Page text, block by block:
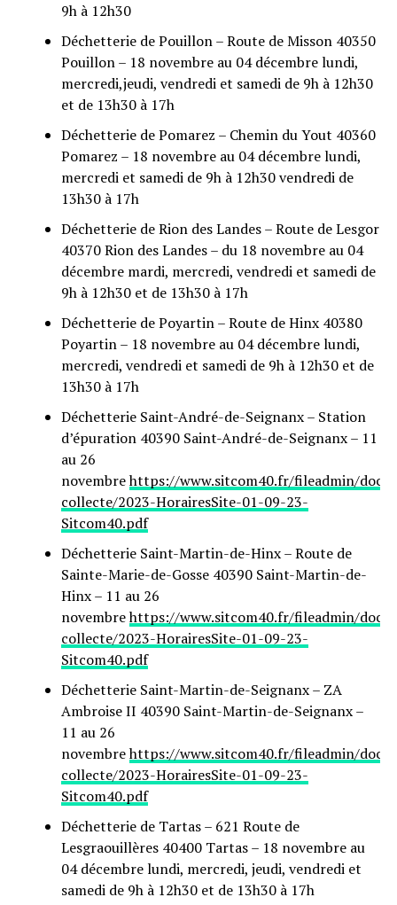
9h à 12h30
Déchetterie de Pouillon – Route de Misson 40350
Pouillon – 18 novembre au 04 décembre lundi,
mercredi,jeudi, vendredi et samedi de 9h à 12h30
et de 13h30 à 17h
Déchetterie de Pomarez – Chemin du Yout 40360
Pomarez – 18 novembre au 04 décembre lundi,
mercredi et samedi de 9h à 12h30 vendredi de
13h30 à 17h
Déchetterie de Rion des Landes – Route de Lesgor
40370 Rion des Landes – du 18 novembre au 04
décembre mardi, mercredi, vendredi et samedi de
9h à 12h30 et de 13h30 à 17h
Déchetterie de Poyartin – Route de Hinx 40380
Poyartin – 18 novembre au 04 décembre lundi,
mercredi, vendredi et samedi de 9h à 12h30 et de
13h30 à 17h
Déchetterie Saint-André-de-Seignanx – Station
d’épuration 40390 Saint-André-de-Seignanx – 11
au 26
novembrehttps://www.sitcom40.fr/fileadmin/
collecte/2023-HorairesSite-01-09-23-
Sitcom40.pdf
Déchetterie Saint-Martin-de-Hinx – Route de
Sainte-Marie-de-Gosse 40390 Saint-Martin-de-
Hinx – 11 au 26
novembrehttps://www.sitcom40.fr/fileadmin/
collecte/2023-HorairesSite-01-09-23-
Sitcom40.pdf
Déchetterie Saint-Martin-de-Seignanx – ZA
Ambroise II 40390 Saint-Martin-de-Seignanx –
11 au 26
novembrehttps://www.sitcom40.fr/fileadmin/
collecte/2023-HorairesSite-01-09-23-
Sitcom40.pdf
Déchetterie de Tartas – 621 Route de
Lesgraouillères 40400 Tartas – 18 novembre au
04 décembre lundi, mercredi, jeudi, vendredi et
samedi de 9h à 12h30 et de 13h30 à 17h